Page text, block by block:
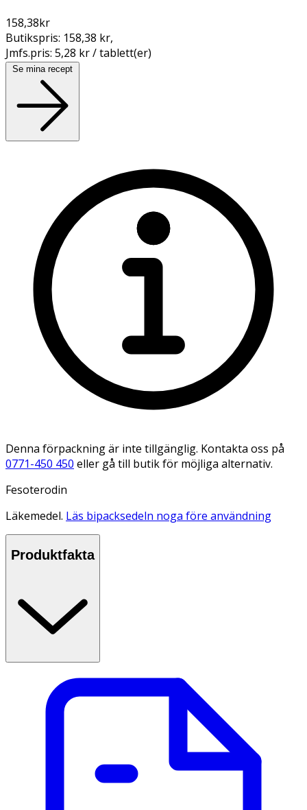
158,38kr
Butikspris: 158,38 kr,
Jmfs.pris: 5,28 kr / tablett(er)
Se mina recept
Denna förpackning är inte tillgänglig. Kontakta oss på
0771-450 450 eller gå till butik för möjliga alternativ.
Fesoterodin
Läkemedel. Läs bipacksedeln noga före användning
Produktfakta